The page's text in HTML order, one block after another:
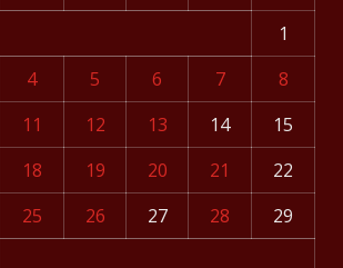
1
4 5 6 7
8
11 12 13 14
15
18 19 20 21
22
25 26 27 28
29